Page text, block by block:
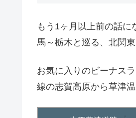
もう1ヶ月以上前の話
馬～栃木と巡る、北関
お気に入りのビーナス
線の志賀高原から草津